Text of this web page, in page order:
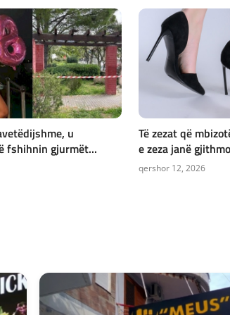
u
fshihnin gjurmët...
Të zezat që
e zeza janë
qershor 12, 2026